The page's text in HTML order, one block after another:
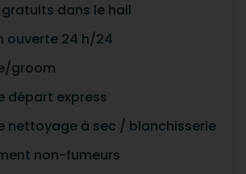
dans le hall
ouverte 24 h/24
groom
départ express
nettoyage à sec / blanchisserie
non-fumeurs